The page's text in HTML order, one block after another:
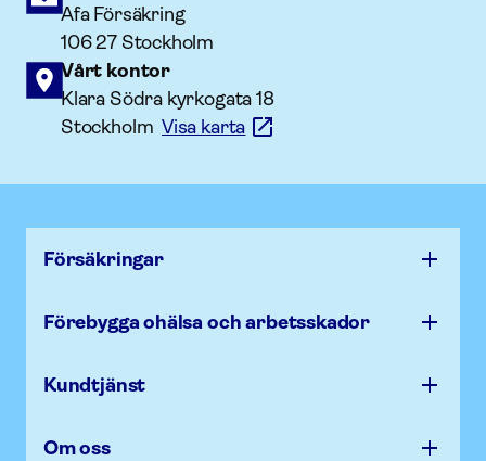
Afa Försäkring
106 27 Stockholm
Vårt kontor
Klara Södra kyrkogata 18
StockholmVisa karta
Försäk­ringar
Förebygga ohälsa och arbets­skador
Kundtjänst
Om oss